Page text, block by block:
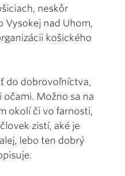
neskôr
Vysokej nad Uhom,
košického
do dobrovoľníctva,
Možno sa na
okolí či vo farnosti,
zistí, aké je
lebo ten dobrý